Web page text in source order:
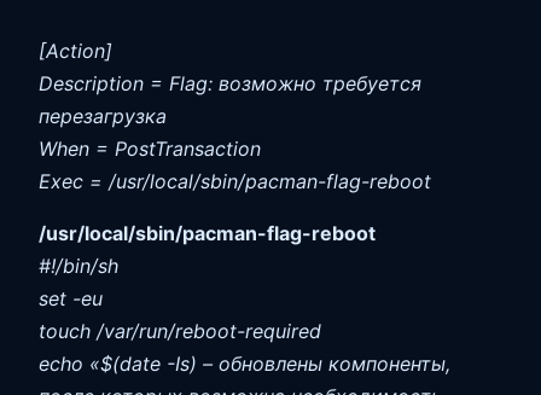
[Action]
Description = Flag: возможно требуется
перезагрузка
When = PostTransaction
Exec = /usr/local/sbin/pacman-flag-reboot
/usr/local/sbin/pacman-flag-reboot
#!/bin/sh
set -eu
touch /var/run/reboot-required
echo «$(date -Is) – обновлены компоненты,